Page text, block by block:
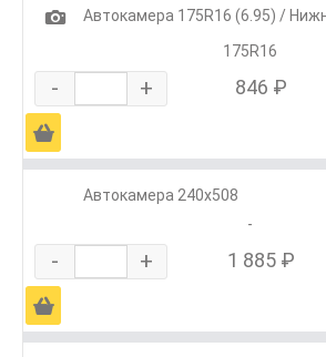
1
Автокамера 175R16 (6.95) /
175R16
- + 846 ₽
Ä
Автокамера 240х508
-
- + 1 885 ₽
Ä